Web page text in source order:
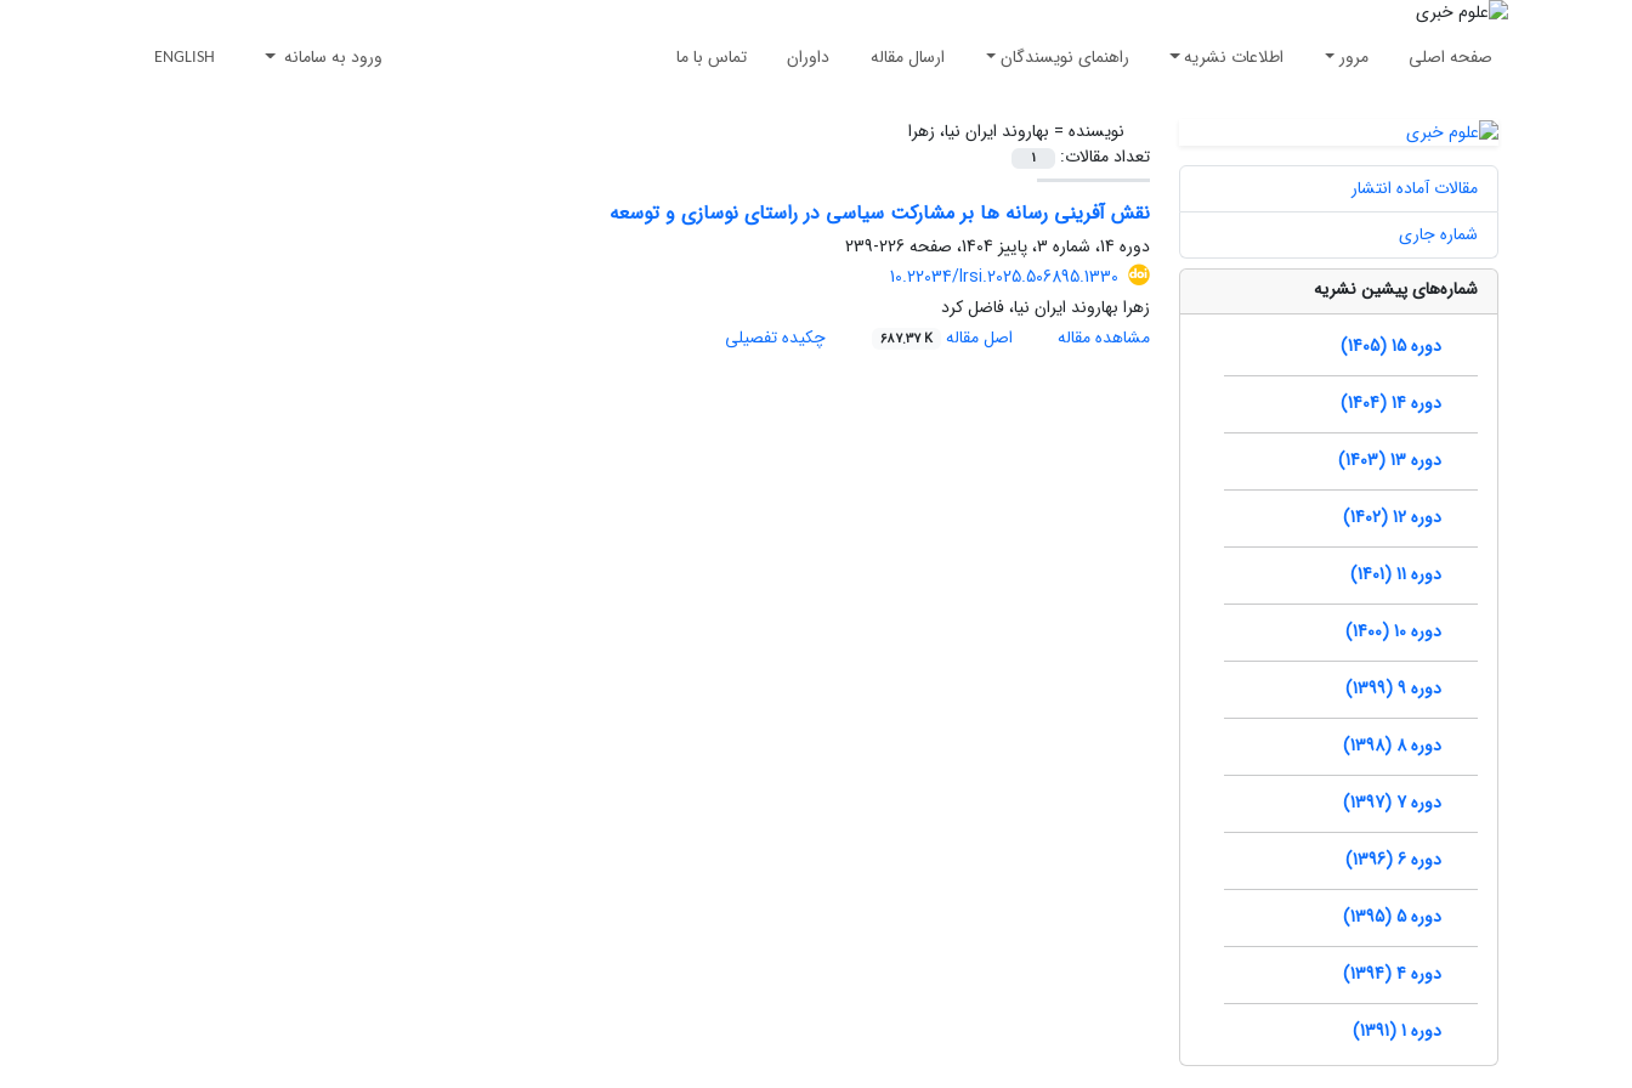
صفحه اصلی مرور اطلاعات نشریه راهنمای نویسندگان ارسال مقاله داوران تماس با ما ورود به سامانه ENGLISH
نویسنده = بهاروند ایران نیا، زهرا
تعداد مقالات:
1
نقش آفرینی رسانه ها بر مشارکت سیاسی در راستای نوسازی و توسعه
دوره 14، شماره 3، پاییز 1404، صفحه
226-239
10.22034/lrsi.2025.506895.1330
زهرا بهاروند ایران نیا، فاضل کرد
مشاهده مقاله
اصل مقاله 687.37 K چکیده تفصیلی
مقالات آماده انتشار
شماره جاری
شماره‌های پیشین نشریه
دوره 15 (1405)
دوره 14 (1404)
دوره 13 (1403)
دوره 12 (1402)
دوره 11 (1401)
دوره 10 (1400)
دوره 9 (1399)
دوره 8 (1398)
دوره 7 (1397)
دوره 6 (1396)
دوره 5 (1395)
دوره 4 (1394)
دوره 1 (1391)